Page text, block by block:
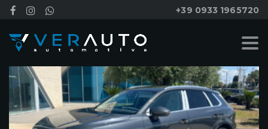
+39 0933 1965720